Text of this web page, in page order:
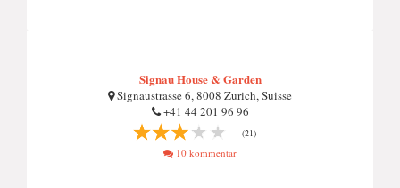
Signau House & Garden
Signaustrasse 6, 8008 Zurich, Suisse
+41 44 201 96 96
(21)
10 kommentar